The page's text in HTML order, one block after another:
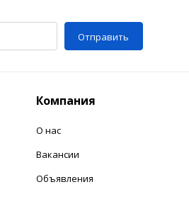
Отправить
Компания
О нас
Вакансии
Объявления